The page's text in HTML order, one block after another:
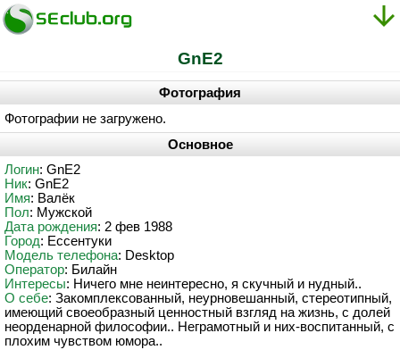
GnE2
Фотография
Фотографии не загружено.
Основное
Логин: GnE2
Ник: GnE2
Имя: Валёк
Пол: Мужской
Дата рождения: 2 фев 1988
Город: Ессентуки
Модель телефона: Desktop
Оператор: Билайн
Интересы: Ничего мне неинтересно, я скучный и нудный..
О себе: Закомплексованный, неурновешанный, стереотипный,
имеющий своеобразный ценностный взгляд на жизнь, с долей
неорденарной философии.. Неграмотный и них-воспитанный, с
плохим чувством юмора..